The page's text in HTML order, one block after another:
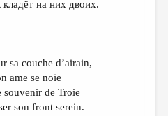
на них двоих.
sa couche d’airain,
ame se noie
de Troie
son front serein.